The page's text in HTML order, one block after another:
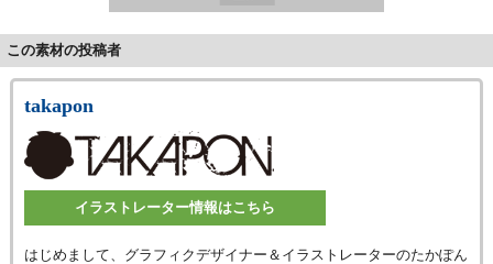
この素材の投稿者
takapon
イラストレーター情報はこちら
はじめまして、グラフィクデザイナー＆イラストレーターのたかぽん